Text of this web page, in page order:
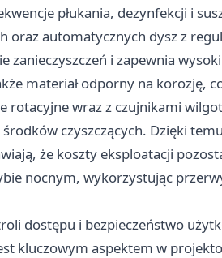
płukania, dezynfekcji i
oraz automatycznych dysz z
zanieczyszczeń i zapewnia
materiał odporny na korozję,
rotacyjne wraz z czujnikami
czyszczących. Dzięki
że koszty eksploatacji
nocnym, wykorzystując
dostępu i bezpieczeństwo
kluczowym aspektem w